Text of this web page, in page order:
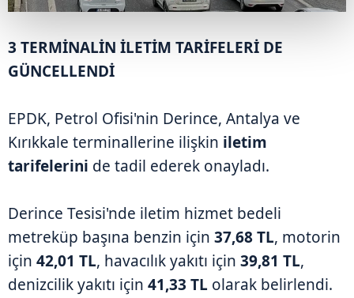
3 TERMİNALİN İLETİM TARİFELERİ DE
GÜNCELLENDİ
EPDK, Petrol Ofisi'nin Derince, Antalya ve
Kırıkkale terminallerine ilişkin iletim
tarifelerini de tadil ederek onayladı.
Derince Tesisi'nde iletim hizmet bedeli
metreküp başına benzin için 37,68 TL, motorin
için 42,01 TL, havacılık yakıtı için 39,81 TL,
denizcilik yakıtı için 41,33 TL olarak belirlendi.